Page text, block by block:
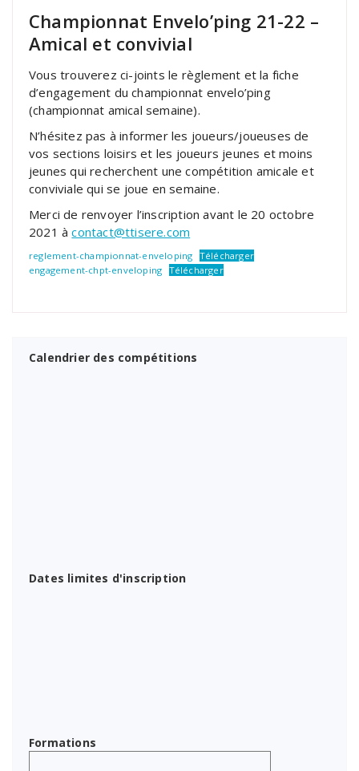
Championnat Envelo’ping 21-22 –
Amical et convivial
Vous trouverez ci-joints le règlement et la fiche
d’engagement du championnat envelo’ping
(championnat amical semaine).
N’hésitez pas à informer les joueurs/joueuses de
vos sections loisirs et les joueurs jeunes et moins
jeunes qui recherchent une compétition amicale et
conviviale qui se joue en semaine.
Merci de renvoyer l’inscription avant le 20 octobre
2021 àcontact@ttisere.com
reglement-championnat-enveloping Télécharger
engagement-chpt-enveloping Télécharger
Calendrier des compétitions
Dates limites d'inscription
Formations